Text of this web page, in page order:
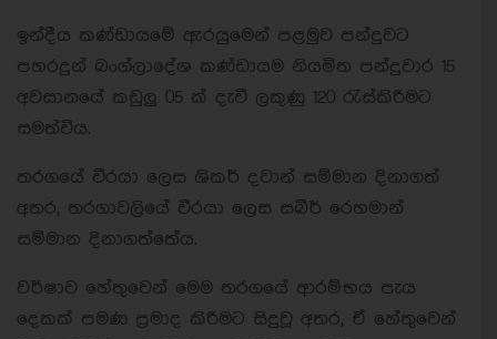
ඉන්දීය කණ්ඩායමේ ඇරයුමෙන් පළමුව පන්දුවට
පහරදුන් බංග්ලාදේශ කණ්ඩායම නියමිත පන්දුවාර 15
අවසානයේ කඩුලු 05 ක් දැවී ලකුණු 120 රැස්කිරීමට
සමත්විය.
තරගයේ වීරයා ලෙස ශිකර් දවාන් සම්මාන දිනාගත්
අතර, තරගාවලියේ වීරයා ලෙස සබීර් රෙහමාන්
සම්මාන දිනාගත්තේය.
වර්ෂාව හේතුවෙන් මෙම තරගයේ ආරම්භය පැය
දෙකක් පමණ ප්‍රමාද කිරීමට සිදුවූ අතර, ඒ හේතුවෙන්